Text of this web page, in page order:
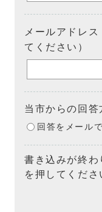
メールアドレ
てください）
当市からの回答
回答をメール
書き込みが終わ
を押してくださ